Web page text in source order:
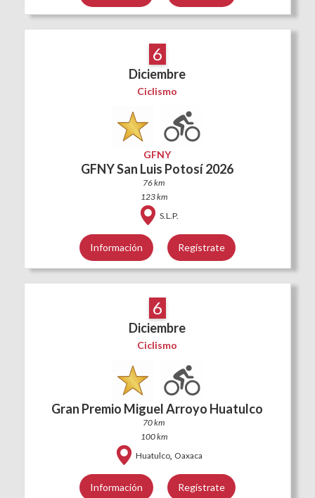
6
Diciembre
Ciclismo
GFNY
GFNY San Luis Potosí 2026
76 km
123 km
S.L.P.
Información Regístrate
6
Diciembre
Ciclismo
Gran Premio Miguel Arroyo Huatulco
70 km
100 km
Huatulco, Oaxaca
Información Regístrate